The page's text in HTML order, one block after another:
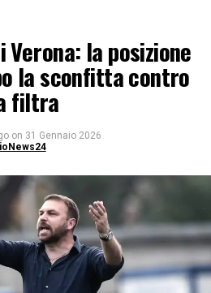
Verona: la posizione
la sconfitta contro
filtra
on 31 Gennaio 2026